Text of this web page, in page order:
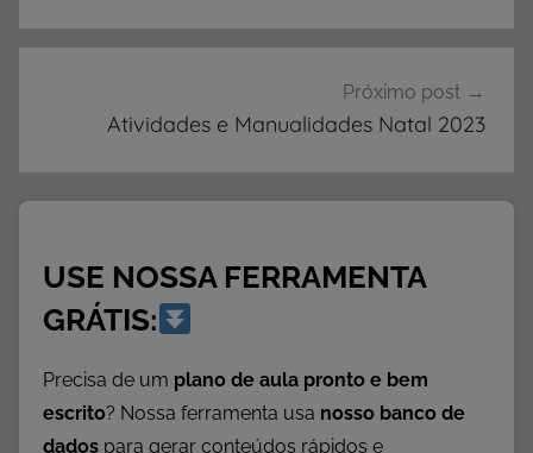
e
a
n
d
e
Próximo post
Atividades e Manualidades Natal 2023
USE NOSSA FERRAMENTA
GRÁTIS:
Precisa de um plano de aula pronto e bem
escrito? Nossa ferramenta usa nosso banco de
dados para gerar conteúdos rápidos e